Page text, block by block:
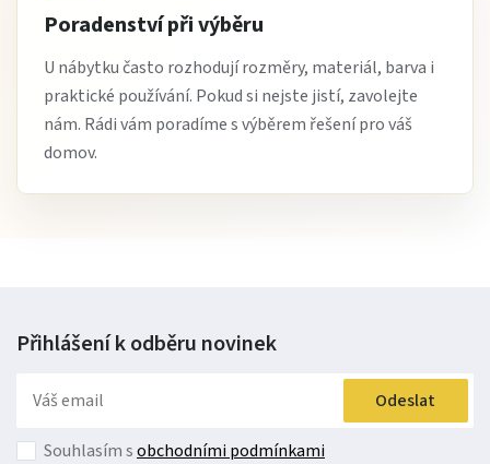
Poradenství při výběru
U nábytku často rozhodují rozměry, materiál, barva i
praktické používání. Pokud si nejste jistí, zavolejte
nám. Rádi vám poradíme s výběrem řešení pro váš
domov.
Přihlášení k odběru novinek
Odeslat
Souhlasím sobchodními podmínkami